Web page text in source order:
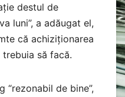
destul de
luni”, a adăugat el,
că achiziționarea
să facă.
“rezonabil de bine”,